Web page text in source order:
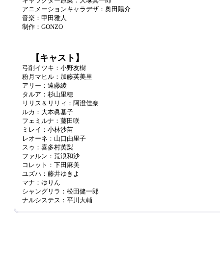
アニメーションキャラデザ：奥田陽介
音楽：甲田雅人
制作：GONZO
【キャスト】
弓削イツキ：小野友樹
粉月マヒル：加藤英美里
アリー：遠藤綾
タルア：杉山里穂
リリス＆リリィ：阿澄佳奈
ルカ：大本眞基子
フェミルナ：藤田咲
ミレイ：小林沙苗
レオーネ：山口由里子
スゥ：喜多村英梨
ファルン：荒浪和沙
コレット：下田麻美
ユズハ：藤井ゆきよ
マナ：ゆりん
シャングリラ：松田健一郎
ナルシステス：平川大輔